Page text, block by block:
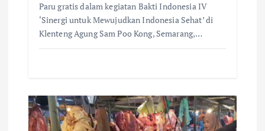
Paru gratis dalam kegiatan Bakti Indonesia IV
‘Sinergi untuk Mewujudkan Indonesia Sehat’ di
Klenteng Agung Sam Poo Kong, Semarang,…